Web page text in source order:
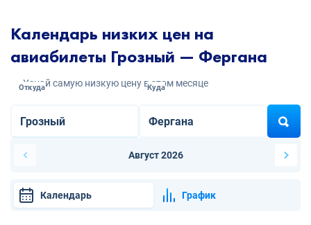
Календарь низких цен на
авиабилеты Грозный — Фергана
Узнай самую низкую цену в этом месяце
Откуда Куда
Август 2026
Календарь График